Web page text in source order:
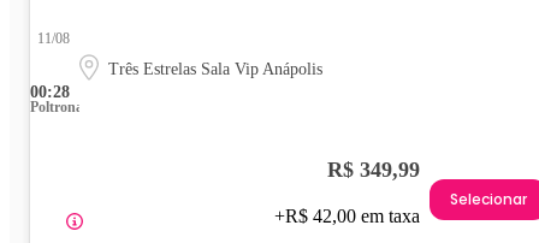
00:28
11/08
Três Estrelas Sala Vip Anápolis
Poltrona
R$ 349,99
+R$ 42,00 em taxa
Selecionar